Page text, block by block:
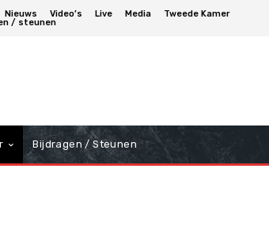
Nieuws Video’s Live Media
Tweede Kamer
/ steunen
Bijdragen / Steunen